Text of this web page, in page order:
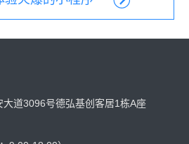
道3096号德弘基创客居1栋A座